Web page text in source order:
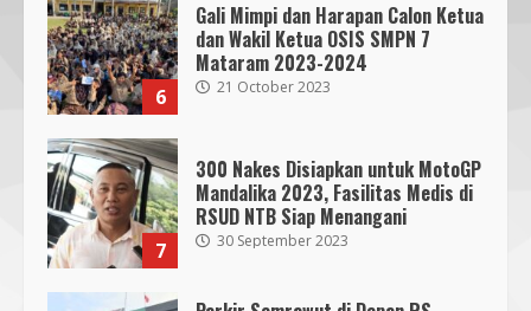
6
Gali Mimpi dan Harapan Calon Ketua
dan Wakil Ketua OSIS SMPN 7
Mataram 2023-2024
21 October 2023
7
300 Nakes Disiapkan untuk MotoGP
Mandalika 2023, Fasilitas Medis di
RSUD NTB Siap Menangani
30 September 2023